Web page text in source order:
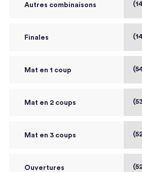
Autres combinaisons
Finales
Mat en 1 coup
Mat en 2 coups
Mat en 3 coups
Ouvertures